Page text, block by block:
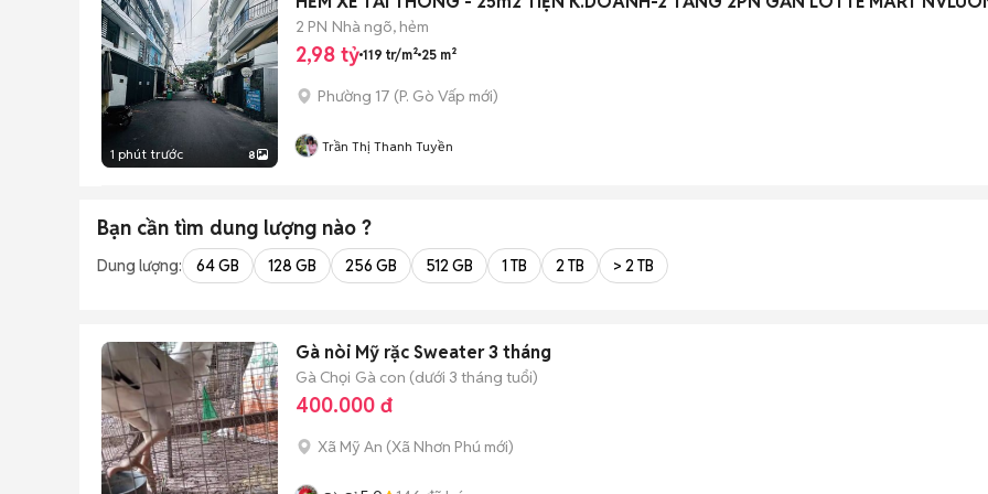
1 phút trước 8
2 PN Nhà ngõ, hẻm
2,98 tỷ 119 tr/m² 25 m²
Phường 17 (P. Gò Vấp mới)
Trần Thị Thanh Tuyền
Bạn cần tìm dung lượng nào ?
Dung lượng: 64 GB 128 GB 256 GB 512 GB 1 TB 2 TB > 2 TB
Gà nòi Mỹ rặc Sweater 3 tháng
Gà Chọi Gà con (dưới 3 tháng tuổi)
400.000 đ
Xã Mỹ An (Xã Nhơn Phú mới)